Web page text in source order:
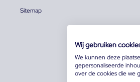
Sitemap
Wij gebruiken
We kunnen deze
gepersonaliseerde
over de cookies die we